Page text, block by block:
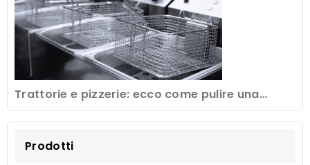
Trattorie e pizzerie: ecco come pulire una
friggitrice professionale
Prodotti